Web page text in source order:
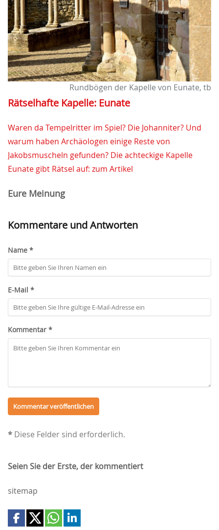
Rundbögen der Kapelle von Eunate, tb
Rätselhafte Kapelle: Eunate
Waren da Tempelritter im Spiel? Die Johanniter? Und
warum haben Archäologen einige Reste von
Jakobsmuscheln gefunden? Die achteckige Kapelle
Eunate gibt Rätsel auf: zum Artikel
Eure Meinung
Kommentare und Antworten
Name *
E-Mail *
Kommentar *
* Diese Felder sind erforderlich.
Seien Sie der Erste, der kommentiert
sitemap